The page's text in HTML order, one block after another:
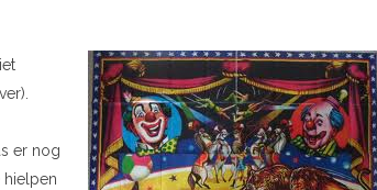
er nog
hielpen